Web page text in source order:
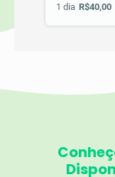
1 dia R$40,00